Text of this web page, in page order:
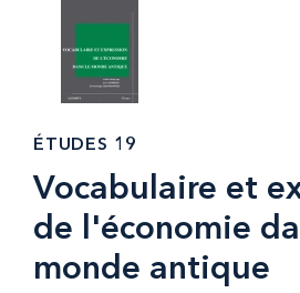
ÉTUDES 19
Vocabulaire et
de l'économie
monde antique